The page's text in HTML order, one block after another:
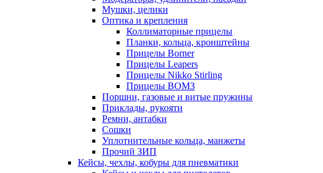
Мушки, целики
Оптика и крепления
Коллиматорные прицелы
Планки, кольца, кронштейны
Прицелы Borner
Прицелы Leapers
Прицелы Nikko Stirling
Прицелы ВОМЗ
Поршни, газовые и витые пружины
Приклады, рукояти
Ремни, антабки
Сошки
Уплотнительные кольца, манжеты
Прочий ЗИП
Кейсы, чехлы, кобуры для пневматики